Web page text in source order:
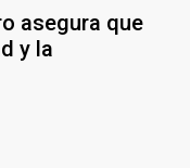
asegura que
y la